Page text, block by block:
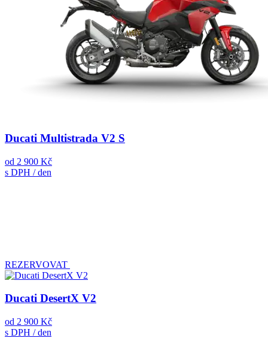
Ducati Multistrada V2 S
od 2 900 Kč
s DPH / den
REZERVOVAT
Ducati DesertX V2
od 2 900 Kč
s DPH / den